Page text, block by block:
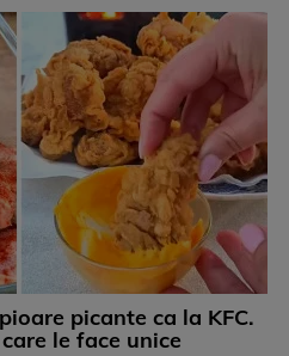
picante ca la KFC.
le face unice